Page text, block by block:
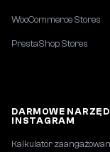
WooCommerce Stores
PrestaShop Stores
DARMOWE
INSTAGRAM
Kalkulator